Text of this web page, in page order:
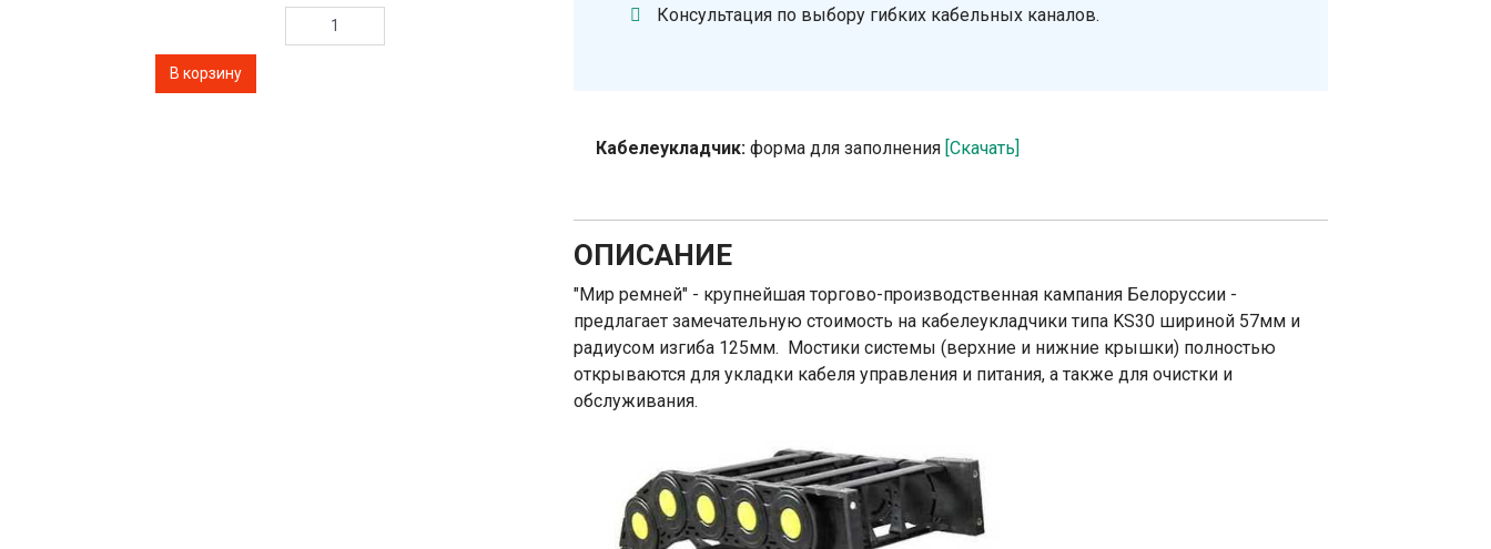
Консультация по выбору гибких кабельных каналов.
Кабелеукладчик: форма для заполнения [Скачать]
ОПИСАНИЕ
"Мир ремней" - крупнейшая торгово-производственная кампания Белоруссии -
предлагает замечательную стоимость на кабелеукладчики типа KS30 шириной 57мм и
радиусом изгиба 125мм. Мостики системы (верхние и нижние крышки) полностью
открываются для укладки кабеля управления и питания, а также для очистки и
обслуживания.